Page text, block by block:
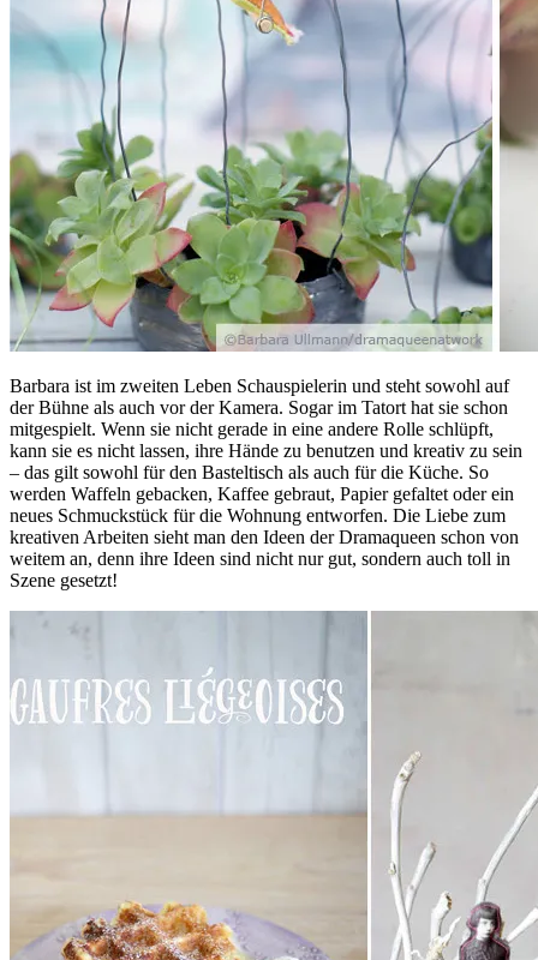
Barbara ist im zweiten Leben Schauspielerin und steht sowohl auf
der Bühne als auch vor der Kamera. Sogar im Tatort hat sie schon
mitgespielt. Wenn sie nicht gerade in eine andere Rolle schlüpft,
kann sie es nicht lassen, ihre Hände zu benutzen und kreativ zu sein
– das gilt sowohl für den Basteltisch als auch für die Küche. So
werden Waffeln gebacken, Kaffee gebraut, Papier gefaltet oder ein
neues Schmuckstück für die Wohnung entworfen. Die Liebe zum
kreativen Arbeiten sieht man den Ideen der Dramaqueen schon von
weitem an, denn ihre Ideen sind nicht nur gut, sondern auch toll in
Szene gesetzt!